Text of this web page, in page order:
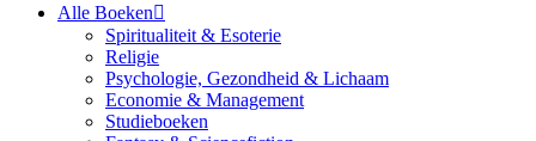
Alle Boeken
Spiritualiteit & Esoterie
Religie
Psychologie, Gezondheid & Lichaam
Economie & Management
Studieboeken